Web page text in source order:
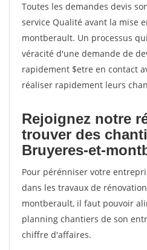
Toutes les demandes devis
service Qualité avant la mise
montberault. Un processus
véracité d'une demande de
rapidement $etre en contact
réaliser rapidement leurs
Rejoignez notre
trouver des
Bruyeres-et-
Pour pérénniser votre
dans les travaux de
montberault, il faut pouvoir
planning chantiers de son
chiffre d'affaires.